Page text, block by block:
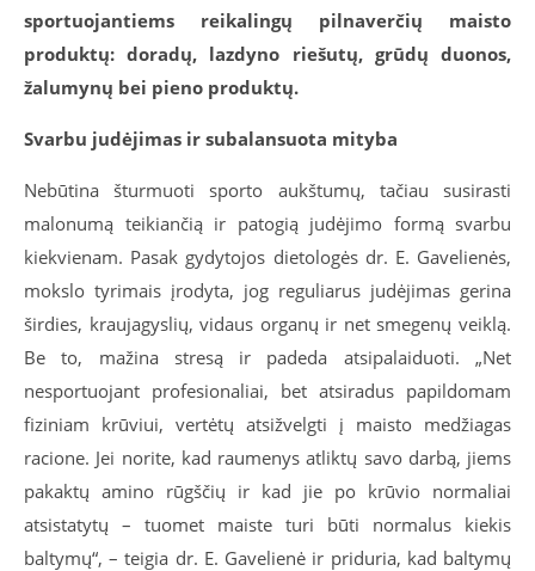
sportuojantiems reikalingų pilnaverčių maisto
produktų: doradų, lazdyno riešutų, grūdų duonos,
žalumynų bei pieno produktų.
Svarbu judėjimas ir subalansuota mityba
Nebūtina šturmuoti sporto aukštumų, tačiau susirasti
malonumą teikiančią ir patogią judėjimo formą svarbu
kiekvienam. Pasak gydytojos dietologės dr. E. Gavelienės,
mokslo tyrimais įrodyta, jog reguliarus judėjimas gerina
širdies, kraujagyslių, vidaus organų ir net smegenų veiklą.
Be to, mažina stresą ir padeda atsipalaiduoti. „Net
nesportuojant profesionaliai, bet atsiradus papildomam
fiziniam krūviui, vertėtų atsižvelgti į maisto medžiagas
racione. Jei norite, kad raumenys atliktų savo darbą, jiems
pakaktų amino rūgščių ir kad jie po krūvio normaliai
atsistatytų – tuomet maiste turi būti normalus kiekis
baltymų“, – teigia dr. E. Gavelienė ir priduria, kad baltymų